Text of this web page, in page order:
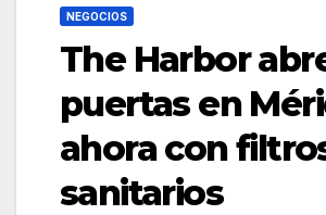
NEGOCIOS
The Harbor
puertas en
ahora con
sanitarios